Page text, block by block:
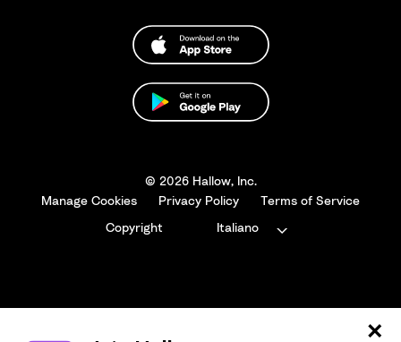
© 2026 Hallow, Inc.
Manage Cookies
Privacy Policy
Terms of Service
Copyright
Italiano